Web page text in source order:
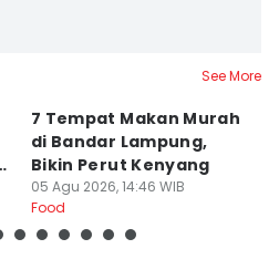
See More
7 Tempat Makan Murah
di Bandar Lampung,
Bikin Perut Kenyang
05 Agu 2026, 14:46 WIB
Food